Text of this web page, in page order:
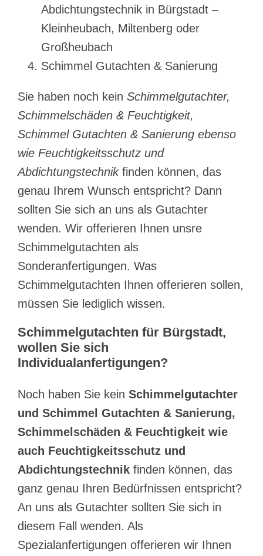
Abdichtungstechnik in Bürgstadt –
Kleinheubach, Miltenberg oder
Großheubach
Schimmel Gutachten & Sanierung
Sie haben noch kein Schimmelgutachter,
Schimmelschäden & Feuchtigkeit,
Schimmel Gutachten & Sanierung ebenso
wie Feuchtigkeitsschutz und
Abdichtungstechnikfinden können, das
genau Ihrem Wunsch entspricht? Dann
sollten Sie sich an uns als Gutachter
wenden. Wir offerieren Ihnen unsre
Schimmelgutachten als
Sonderanfertigungen. Was
Schimmelgutachten Ihnen offerieren sollen,
müssen Sie lediglich wissen.
Schimmelgutachten für Bürgstadt,
wollen Sie sich
Individualanfertigungen?
Noch haben Sie kein Schimmelgutachter
und Schimmel Gutachten & Sanierung,
Schimmelschäden & Feuchtigkeit wie
auch Feuchtigkeitsschutz und
Abdichtungstechnik finden können, das
ganz genau Ihren Bedürfnissen entspricht?
An uns als Gutachter sollten Sie sich in
diesem Fall wenden. Als
Spezialanfertigungen offerieren wir Ihnen